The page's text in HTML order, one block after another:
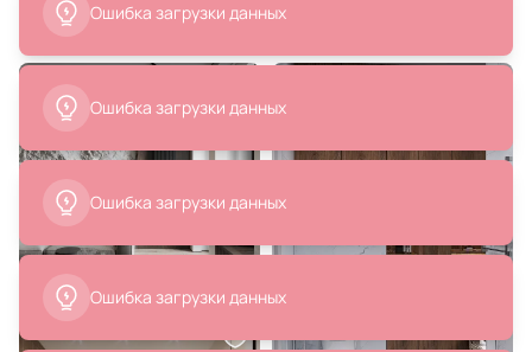
Сочетание мрамора и дерева в интерьере
Ошибка загрузки данных
Ошибка загрузки данных
Ошибка загрузки данных
Ошибка загрузки данных